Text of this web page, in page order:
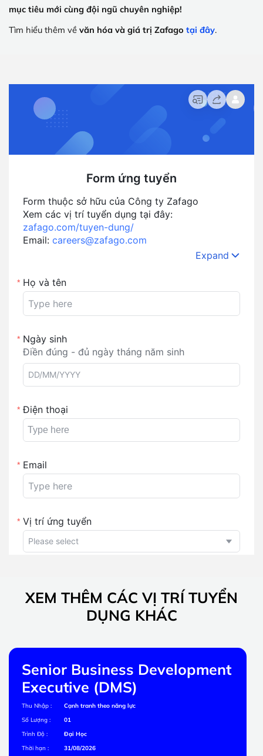
mục tiêu mới cùng đội ngũ chuyên nghiệp!
Tìm hiểu thêm về văn hóa và giá trị Zafago tại đây.
XEM THÊM CÁC VỊ TRÍ TUYỂN
DỤNG KHÁC
Senior Business Development
Executive (DMS)
Thu Nhập :
Cạnh tranh theo năng lực
Số Lượng :
01
Trình Độ :
Đại Học
Thời hạn :
31/08/2026